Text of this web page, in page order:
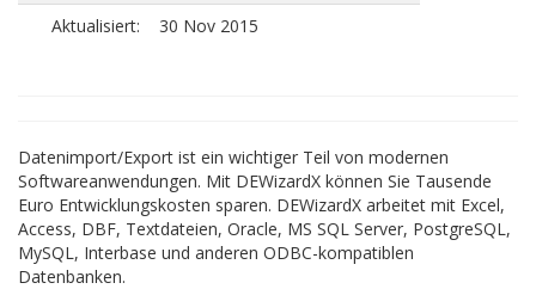
Aktualisiert:
30 Nov 2015
Datenimport/Export ist ein wichtiger Teil von modernen
Softwareanwendungen. Mit DEWizardX können Sie Tausende
Euro Entwicklungskosten sparen. DEWizardX arbeitet mit Excel,
Access, DBF, Textdateien, Oracle, MS SQL Server, PostgreSQL,
MySQL, Interbase und anderen ODBC-kompatiblen
Datenbanken.